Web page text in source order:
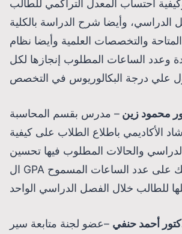
احتساب المعدل التراكمي للطالب
الدراسي، وأيضا شرح الدراسة بالكلية
المتاحة والتخصصات العلمية وأيضا نظام
وعدد الساعات المطلوب إنجازها لكل
محمود زين – مدرس بقسم المحاسبة
الأكاديمي باطلاع الطلاب على كيفية
والحالات المطلوب فيها تحسين
ال GPA ومدى تأثير ذلك على عدد الساعات المسموح
أحمد حنفي –عضو لجنة متابعة سير